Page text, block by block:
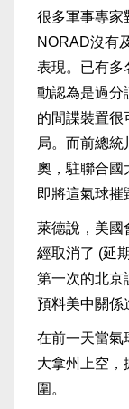
很多軍事專家
NORAD沒有
表現。已有多
動認為是過分
的間諜裝置很
局。而前總
奧，駐聯合國
即將這氣球摧
萊德說，美國
經取消了 (延
第一次的北京
預料美中關係
在前一天當氣
大拿州上空，
圍。